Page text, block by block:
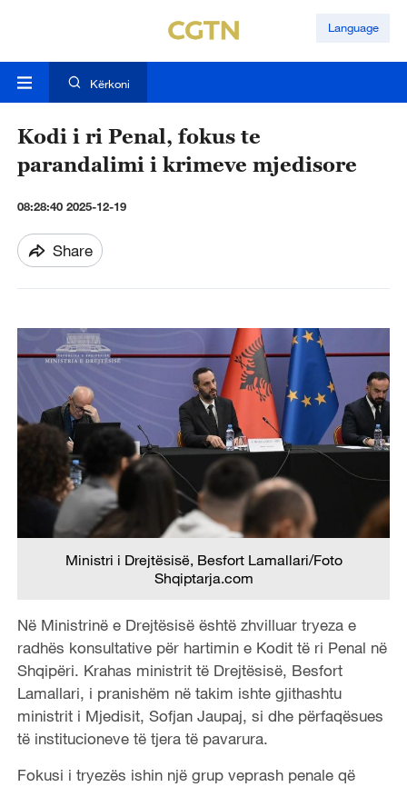
Language
Kërkoni
Kodi i ri Penal, fokus te
parandalimi i krimeve mjedisore
08:28:40 2025-12-19
Share
Ministri i Drejtësisë, Besfort Lamallari/Foto
Shqiptarja.com
Në Ministrinë e Drejtësisë është zhvilluar tryeza e
radhës konsultative për hartimin e Kodit të ri Penal në
Shqipëri. Krahas ministrit të Drejtësisë, Besfort
Lamallari, i pranishëm në takim ishte gjithashtu
ministrit i Mjedisit, Sofjan Jaupaj, si dhe përfaqësues
të institucioneve të tjera të pavarura.
Fokusi i tryezës ishin një grup veprash penale që